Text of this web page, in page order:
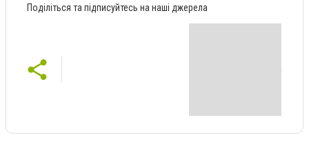
Поділіться та підписуйтесь на наші джерела